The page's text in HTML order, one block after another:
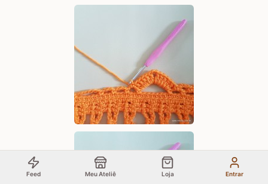
Feed Meu Ateliê Loja Entrar